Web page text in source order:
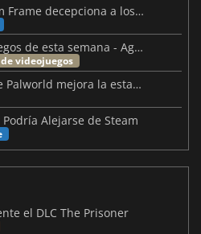
El precio filtrado de Steam Frame decepciona a los usuarios
Lanzamientos de videojuegos de esta semana - Agosto de 2026 (semana 32)
videojuegos
La última actualización de Palworld mejora la estabilidad
Alejarse de Steam
el DLC The Prisoner